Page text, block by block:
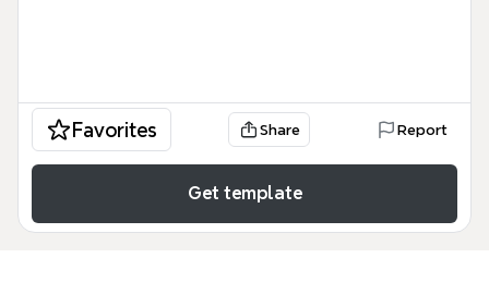
Favorites Share Report
Get template